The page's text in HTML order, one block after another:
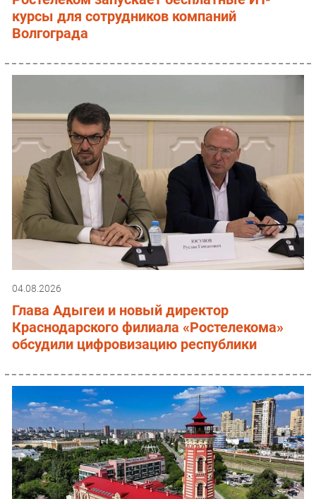
курсы для сотрудников компаний
Волгограда
04.08.2026
Глава Адыгеи и новый директор
Краснодарского филиала «Ростелекома»
обсудили цифровизацию республики